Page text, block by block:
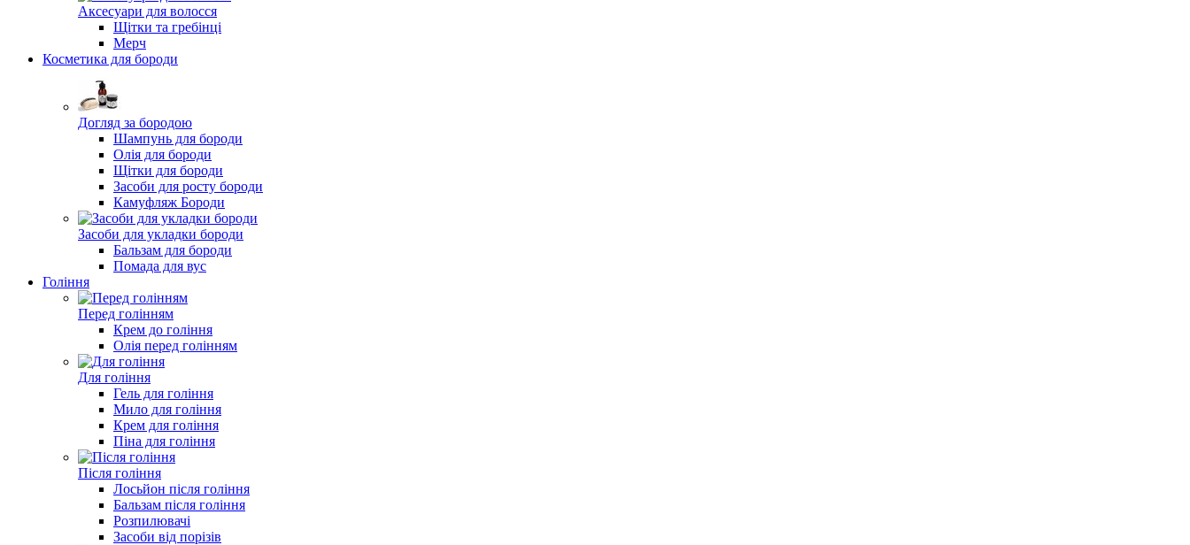
Аксесуари для волосся
Щітки та гребінці
Мерч
Косметика для бороди
Догляд за бородою
Шампунь для бороди
Олія для бороди
Щітки для бороди
Засоби для росту бороди
Камуфляж Бороди
Засоби для укладки бороди
Бальзам для бороди
Помада для вус
Гоління
Перед голінням
Крем до гоління
Олія перед голінням
Для гоління
Гель для гоління
Мило для гоління
Крем для гоління
Піна для гоління
Після гоління
Лосьйон після гоління
Бальзам після гоління
Розпилювачі
Засоби від порізів